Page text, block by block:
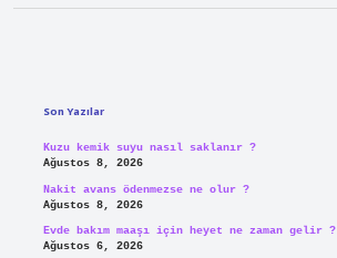
Son Yazılar
Kuzu kemik suyu nasıl saklanır ?
Ağustos 8, 2026
Nakit avans ödenmezse ne olur ?
Ağustos 8, 2026
Evde bakım maaşı için heyet ne zaman gelir ?
Ağustos 6, 2026